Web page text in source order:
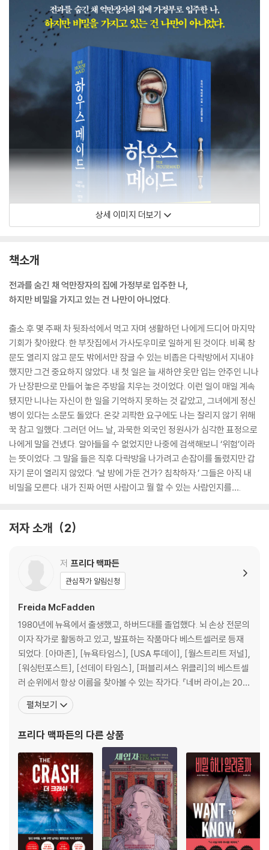
상세 이미지 더보기
책소개
전과를 숨긴 채 억만장자의 집에 가정부로 입주한 나,
하지만 비밀을 가지고 있는 건 나만이 아니었다.
출소 후 몇 주째 차 뒷좌석에서 먹고 자며 생활하던 나에게 드디어 마지막
기회가 찾아왔다. 한 부잣집에서 가사도우미로 일하게 된 것이다. 비록 창
문도 열리지 않고 문도 밖에서만 잠글 수 있는 비좁은 다락방에서 지내야
했지만 그건 중요하지 않았다. 내 첫 일은 늘 새하얀 옷만 입는 안주인 니나
가 난장판으로 만들어 놓은 주방을 치우는 것이었다. 이런 일이 매일 계속
됐지만 니나는 자신이 한 일을 기억하지 못하는 것 같았고, 그녀에게 정신
병이 있다는 소문도 돌았다. 온갖 괴팍한 요구에도 나는 잘리지 않기 위해
꾹 참고 일했다. 그러던 어느 날, 과묵한 외국인 정원사가 심각한 표정으로
나에게 말을 건넸다. 알아들을 수 없었지만 나중에 검색해보니 ‘위험’이라
는 뜻이었다. 그 말을 들은 직후 다락방을 나가려고 손잡이를 돌렸지만 갑
자기 문이 열리지 않았다. ‘날 방에 가둔 건가? 침착하자.’ 그들은 아직 내
비밀을 모른다. 내가 진짜 어떤 사람이고 뭘 할 수 있는 사람인지를….
저자 소개 2
저 프리다 맥파든
관심작가 알림신청
Freida McFadden
1980년에 뉴욕에서 출생했고, 하버드대를 졸업했다. 뇌 손상 전문의
이자 작가로 활동하고 있고, 발표하는 작품마다 베스트셀러로 등재
되었다. [아마존], [뉴욕타임스], [USA 투데이], [월스트리트 저널],
[워싱턴포스트], [선데이 타임스], [퍼블리셔스 위클리]의 베스트셀
러 순위에서 항상 이름을 찾아볼 수 있는 작가다. 『네버 라이』는 202
2년 아마존 에디터가 뽑은 최고의 스릴러로 선정되었고, 21랩스 엔터
테인먼트와 [넷플릭스]가 협력해 영화로 제작할 예정이다. 『하우스
즈 초이스 어워즈 상을 받았고, 폴 페이그
펼쳐보기
프리다 맥파든의 다른 상품